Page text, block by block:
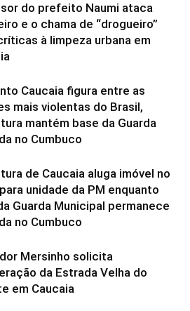
do prefeito Naumi ataca
e o chama de “drogueiro”
à limpeza urbana em
Caucaia figura entre as
mais violentas do Brasil,
mantém base da Guarda
no Cumbuco
de Caucaia aluga imóvel no
unidade da PM enquanto
Guarda Municipal permanece
no Cumbuco
Mersinho solicita
da Estrada Velha do
em Caucaia